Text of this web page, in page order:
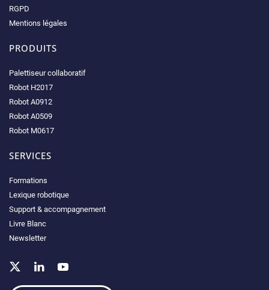
RGPD
Mentions légales
PRODUITS
Palettiseur collaboratif
Robot H2017
Robot A0912
Robot A0509
Robot M0617
SERVICES
Formations
Lexique robotique
Support & accompagnement
Livre Blanc
Newsletter